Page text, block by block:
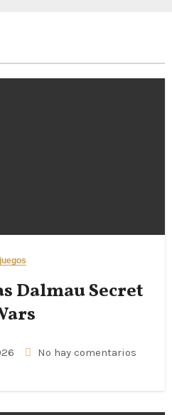
juegos
Dalmau Secret
No hay comentarios